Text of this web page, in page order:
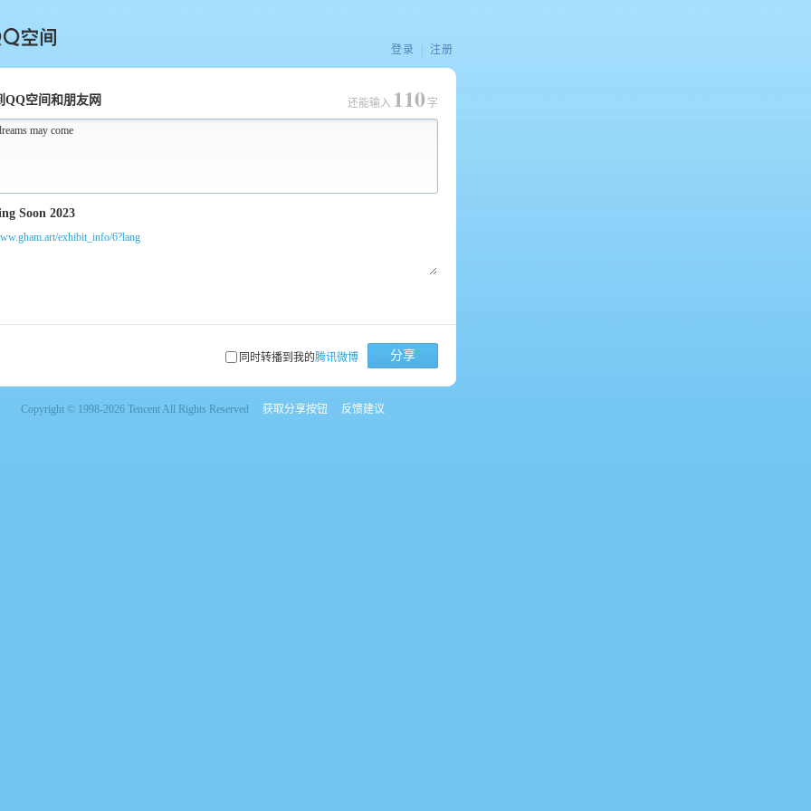
间
登录 注册
QQ空间和朋友网
may come
还能输入 110 字
exhibit_info/6?lang
同时转播到我的腾讯微博 分享
Copyright © 1998-2026 Tencent All Rights Reserved 获取分享按钮 反馈建议